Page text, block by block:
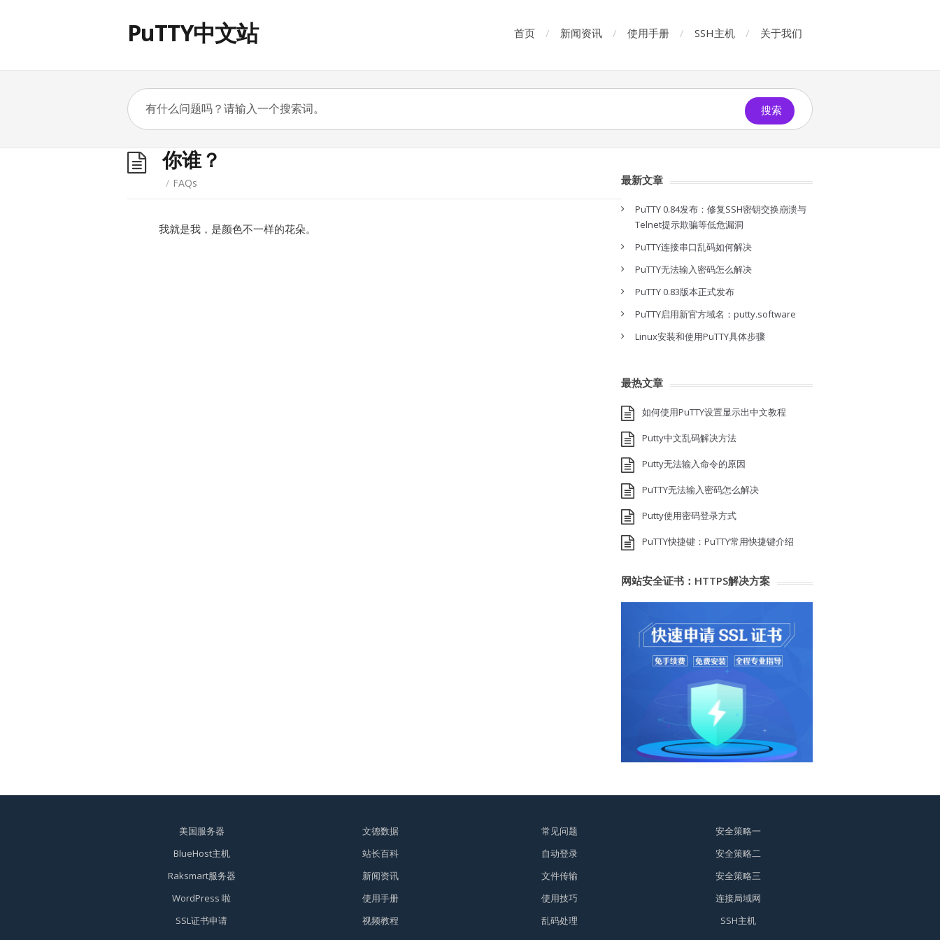
PuTTY中文站 首页 新闻资讯 使用手册 SSH主机 关于我们
搜索
你谁？
/ FAQs
我就是我，是颜色不一样的花朵。
最新文章
PuTTY 0.84发布：修复SSH密钥交换崩溃与
Telnet提示欺骗等低危漏洞
PuTTY连接串口乱码如何解决
PuTTY无法输入密码怎么解决
PuTTY 0.83版本正式发布
PuTTY启用新官方域名：putty.software
Linux安装和使用PuTTY具体步骤
最热文章
如何使用PuTTY设置显示出中文教程
Putty中文乱码解决方法
Putty无法输入命令的原因
PuTTY无法输入密码怎么解决
Putty使用密码登录方式
PuTTY快捷键：PuTTY常用快捷键介绍
网站安全证书：HTTPS解决方案
美国服务器
BlueHost主机
Raksmart服务器
WordPress 啦
SSL证书申请
文德数据
站长百科
新闻资讯
使用手册
视频教程
常见问题
自动登录
文件传输
使用技巧
乱码处理
安全策略一
安全策略二
安全策略三
连接局域网
SSH主机